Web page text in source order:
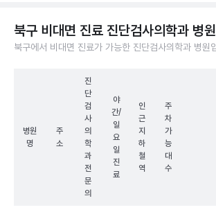
북구 비대면 진료 진단검사의학과 병원
북구에서 비대면 진료가 가능한 진단검사의학과 병원
병원
명
주
소
진
단
검
사
의
학
과
전
문
의
야
간/
일
요
일
진
료
인
근
지
하
철
역
주
차
가
능
대
수